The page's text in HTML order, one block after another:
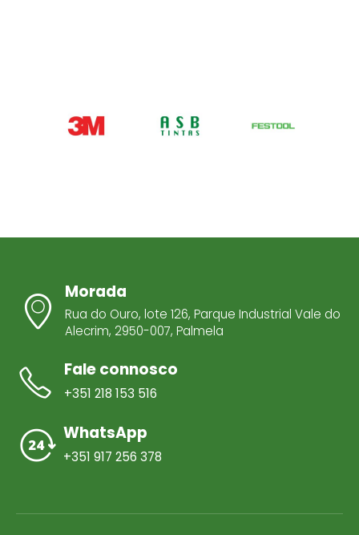
Morada
Rua do Ouro, lote 126, Parque Industrial Vale do
Alecrim, 2950-007, Palmela
Fale connosco
+351 218 153 516
WhatsApp
+351 917 256 378